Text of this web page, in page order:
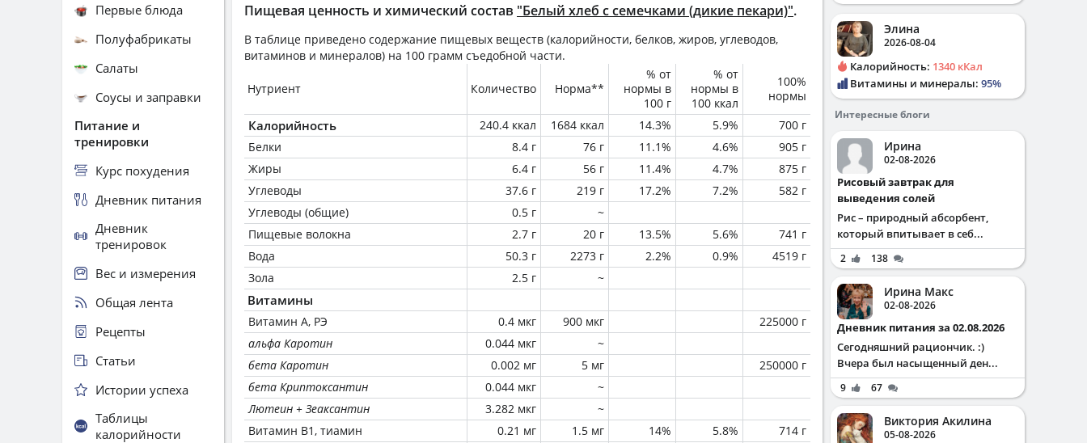
Пищевая ценность и химический состав "Белый хлеб с семечками (дикие пекари)".
В таблице приведено содержание пищевых веществ (калорийности, белков, жиров, углеводов,
витаминов и минералов) на 100 грамм съедобной части.
Нутриент Количество Норма**
% от
нормы в
100 г
% от
нормы в
100 ккал
100%
нормы
Калорийность 240.4 ккал 1684 ккал 14.3% 5.9%
700 г
Белки
8.4 г 76 г 11.1% 4.6%
905 г
Жиры
6.4 г 56 г 11.4% 4.7%
875 г
Углеводы
37.6 г 219 г 17.2% 7.2%
582 г
Углеводы (общие)
0.5 г
~
Пищевые волокна
2.7 г 20 г 13.5% 5.6%
741 г
Вода
50.3 г 2273 г 2.2% 0.9%
4519 г
Зола
2.5 г ~
Витамины
Витамин А, РЭ 0.4 мкг 900 мкг
225000 г
альфа Каротин
0.044 мкг
~
бета Каротин
0.002 мг 5 мг
250000 г
бета Криптоксантин
0.044 мкг
~
Лютеин + Зеаксантин
3.282 мкг
~
Витамин В1, тиамин
0.21 мг 1.5 мг 14% 5.8%
714 г
Первые блюда
Полуфабрикаты
Салаты
Соусы и заправки
Питание и
тренировки
Курс похудения
Дневник питания
Дневник
тренировок
Вес и измерения
Общая лента
Рецепты
Статьи
Истории успеха
Таблицы
калорийности
Элина
2026-08-04
Калорийность: 1340 кКал
Витамины и минералы: 95%
Интересные блоги
Ирина
02-08-2026
Рисовый завтрак для
выведения солей
Рис – природный абсорбент,
который впитывает в себ...
2 138
Ирина Макс
02-08-2026
Дневник питания за 02.08.2026
Сегодняшний рациончик. :)
Вчера был насыщенный ден...
9 67
Виктория Акилина
05-08-2026